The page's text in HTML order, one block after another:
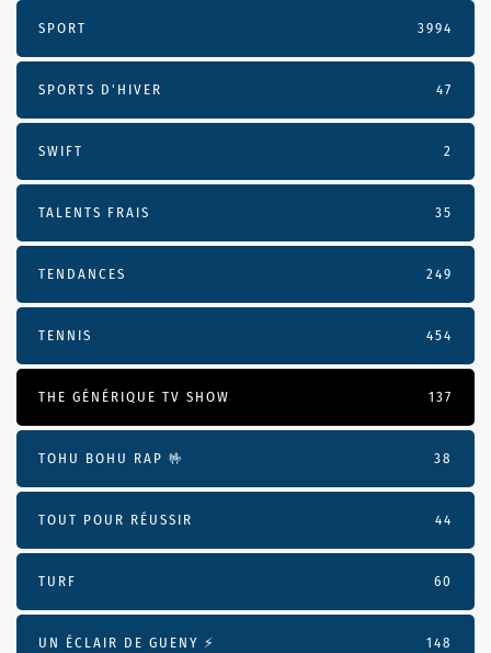
SPORT 3994
SPORTS D'HIVER 47
SWIFT 2
TALENTS FRAIS 35
TENDANCES 249
TENNIS 454
THE GÉNÉRIQUE TV SHOW 137
TOHU BOHU RAP 🤟 38
TOUT POUR RÉUSSIR 44
TURF 60
UN ÉCLAIR DE GUENY ⚡️ 148